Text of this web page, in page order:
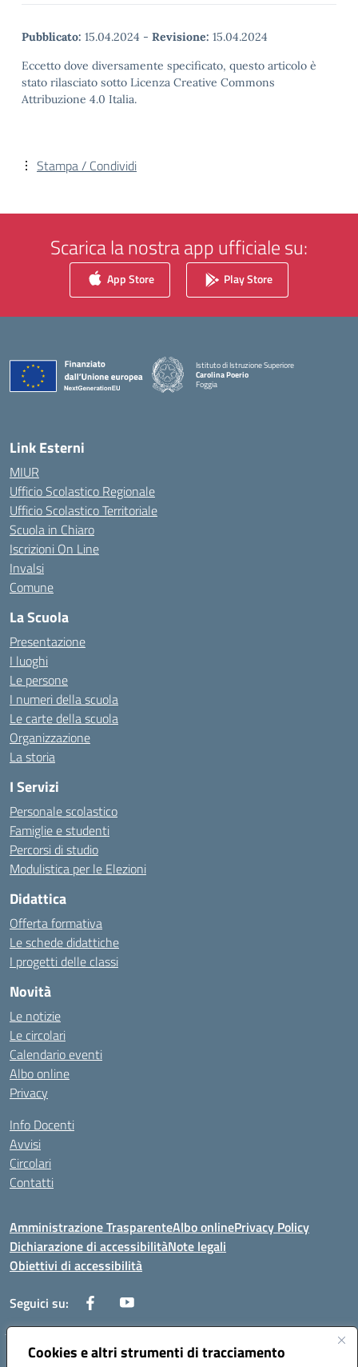
Cookies e altri strumenti di tracciamento
Pubblicato: 15.04.2024 - Revisione: 15.04.2024
Eccetto dove diversamente specificato, questo articolo è
stato rilasciato sotto Licenza Creative Commons
Attribuzione 4.0 Italia.
Stampa / Condividi
Scarica la nostra app ufficiale su:
App Store Play Store
Istituto di Istruzione Superiore
Carolina Poerio
Foggia
— Visita la pagina iniziale della scuola
Link Esterni
MIUR
Ufficio Scolastico Regionale
Ufficio Scolastico Territoriale
Scuola in Chiaro
Iscrizioni On Line
Invalsi
Comune
La Scuola
Presentazione
I luoghi
Le persone
I numeri della scuola
Le carte della scuola
Organizzazione
La storia
I Servizi
Personale scolastico
Famiglie e studenti
Percorsi di studio
Modulistica per le Elezioni
Didattica
Offerta formativa
Le schede didattiche
I progetti delle classi
Novità
Le notizie
Le circolari
Calendario eventi
Albo online
Privacy
Info Docenti
Avvisi
Circolari
Contatti
Amministrazione TrasparenteAlbo onlinePrivacy Policy
Dichiarazione di accessibilitàNote legali
Obiettivi di accessibilità
Seguici su:
Corso Roma, 1 71100 FOGGIA (FG)